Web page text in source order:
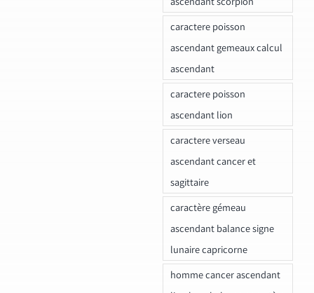
caractere poisson
ascendant gemeaux calcul
ascendant
caractere poisson
ascendant lion
caractere verseau
ascendant cancer et
sagittaire
caractère gémeau
ascendant balance signe
lunaire capricorne
homme cancer ascendant